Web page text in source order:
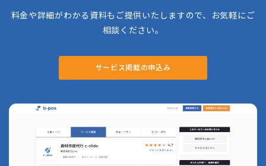
料金や詳細がわかる資料もご提供いたしますので、お気軽にご
相談ください。
サービス掲載の申込み